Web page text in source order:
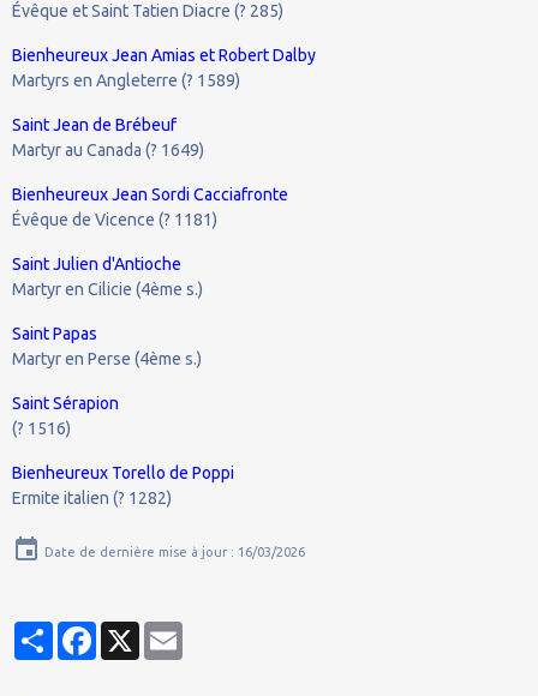
Évêque et Saint Tatien Diacre (? 285)
Bienheureux Jean Amias et Robert Dalby
Martyrs en Angleterre (? 1589)
Saint Jean de Brébeuf
Martyr au Canada (? 1649)
Bienheureux Jean Sordi Cacciafronte
Évêque de Vicence (? 1181)
Saint Julien d'Antioche
Martyr en Cilicie (4ème s.)
Saint Papas
Martyr en Perse (4ème s.)
Saint Sérapion
(? 1516)
Bienheureux Torello de Poppi
Ermite italien (? 1282)
Date de dernière mise à jour : 16/03/2026
PartagerFacebook
X